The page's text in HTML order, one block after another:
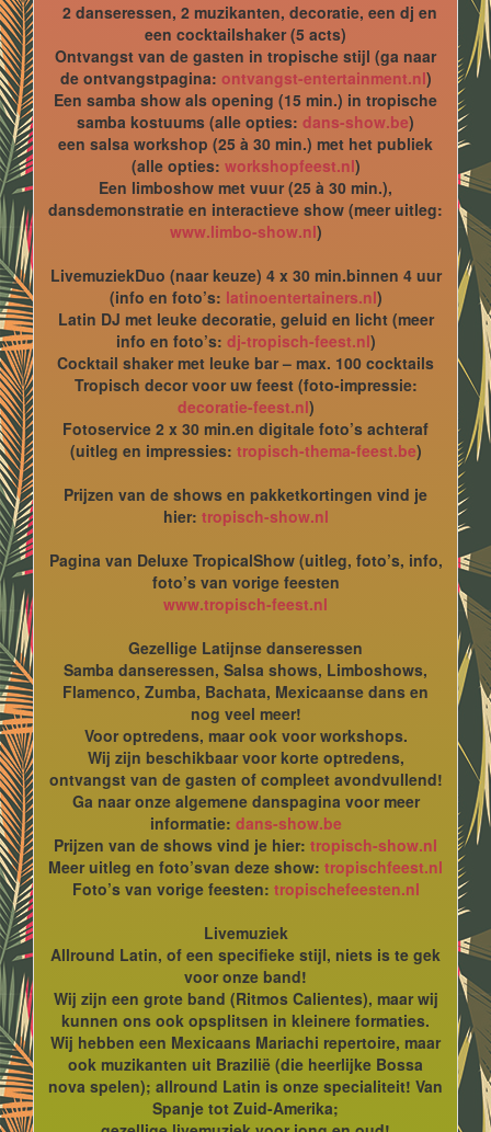
2 danseressen, 2 muzikanten, decoratie, een dj en
een cocktailshaker (5 acts)
Ontvangst van de gasten in tropische stijl (ga naar
de ontvangstpagina: ontvangst-entertainment.nl)
Een samba show als opening (15 min.) in tropische
samba kostuums (alle opties: dans-show.be)
een salsa workshop (25 à 30 min.) met het publiek
(alle opties: workshopfeest.nl)
Een limboshow met vuur (25 à 30 min.),
dansdemonstratie en interactieve show (meer uitleg:
www.limbo-show.nl)
LivemuziekDuo (naar keuze) 4 x 30 min.binnen 4 uur
(info en foto’s: latinoentertainers.nl)
Latin DJ met leuke decoratie, geluid en licht (meer
info en foto’s: dj-tropisch-feest.nl)
Cocktail shaker met leuke bar – max. 100 cocktails
Tropisch decor voor uw feest (foto-impressie:
decoratie-feest.nl)
Fotoservice 2 x 30 min.en digitale foto’s achteraf
(uitleg en impressies: tropisch-thema-feest.be)
Prijzen van de shows en pakketkortingen vind je
hier: tropisch-show.nl
Pagina van Deluxe TropicalShow (uitleg, foto’s, info,
foto’s van vorige feesten
www.tropisch-feest.nl
Gezellige Latijnse danseressen
Samba danseressen, Salsa shows, Limboshows,
Flamenco, Zumba, Bachata, Mexicaanse dans en
nog veel meer!
Voor optredens, maar ook voor workshops.
Wij zijn beschikbaar voor korte optredens,
ontvangst van de gasten of compleet avondvullend!
Ga naar onze algemene danspagina voor meer
informatie: dans-show.be
Prijzen van de shows vind je hier: tropisch-show.nl
Meer uitleg en foto’svan deze show: tropischfeest.nl
Foto’s van vorige feesten: tropischefeesten.nl
Livemuziek
Allround Latin, of een specifieke stijl, niets is te gek
voor onze band!
Wij zijn een grote band (Ritmos Calientes), maar wij
kunnen ons ook opsplitsen in kleinere formaties.
Wij hebben een Mexicaans Mariachi repertoire, maar
ook muzikanten uit Brazilië (die heerlijke Bossa
nova spelen); allround Latin is onze specialiteit! Van
Spanje tot Zuid-Amerika;